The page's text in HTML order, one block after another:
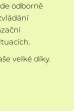
odborně
velké díky.